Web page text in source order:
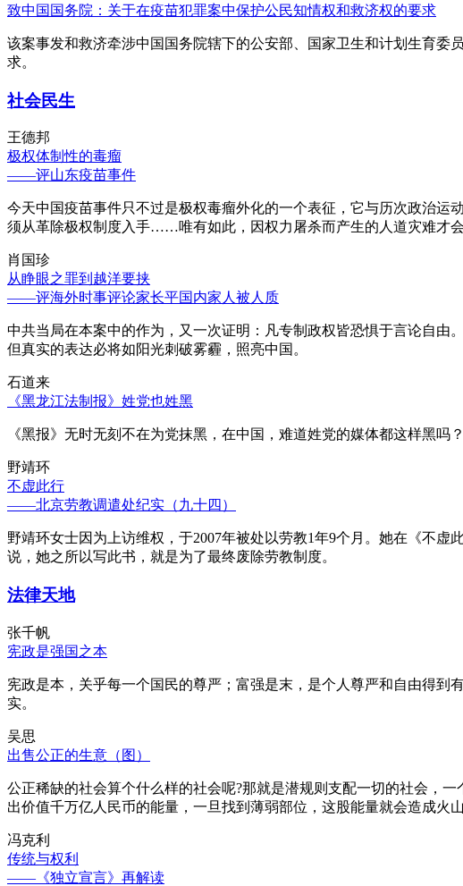
致中国国务院：关于在疫苗犯罪案中保护公民知情权和救济权的要求
该案事发和救济牵涉中国国务院辖下的公安部、国家卫生和计划生育
求。
社会民生
王德邦
极权体制性的毒瘤
——评山东疫苗事件
今天中国疫苗事件只不过是极权毒瘤外化的一个表征，它与历次政治
须从革除极权制度入手……唯有如此，因权力屠杀而产生的人道灾难才会
肖国珍
从睁眼之罪到越洋要挟
——评海外时事评论家长平国内家人被人质
中共当局在本案中的作为，又一次证明：凡专制政权皆恐惧于言论自由
但真实的表达必将如阳光刺破雾霾，照亮中国。
石道来
《黑龙江法制报》姓党也姓黑
《黑报》无时无刻不在为党抹黑，在中国，难道姓党的媒体都这样黑吗
野靖环
不虚此行
——北京劳教调遣处纪实（九十四）
野靖环女士因为上访维权，于2007年被处以劳教1年9个月。她在《不
说，她之所以写此书，就是为了最终废除劳教制度。
法律天地
张千帆
宪政是强国之本
宪政是本，关乎每一个国民的尊严；富强是末，是个人尊严和自由得
实。
吴思
出售公正的生意（图）
公正稀缺的社会算个什么样的社会呢?那就是潜规则支配一切的社会，
出价值千万亿人民币的能量，一旦找到薄弱部位，这股能量就会造成火山
冯克利
传统与权利
——《独立宣言》再解读